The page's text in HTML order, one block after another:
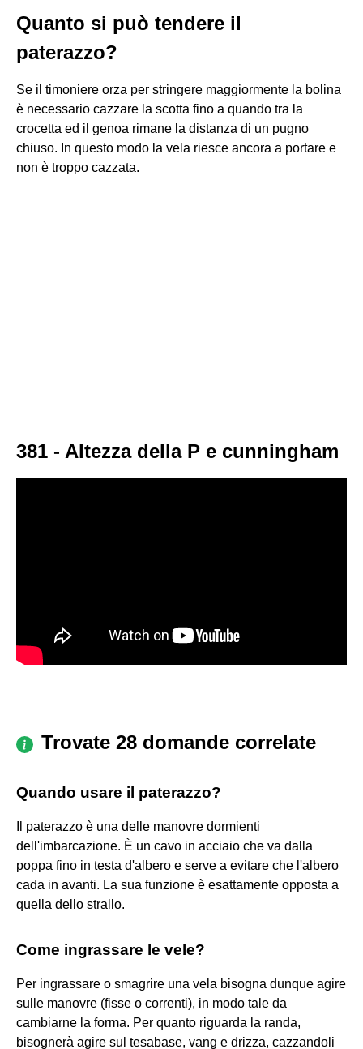
Quanto si può tendere il
paterazzo?
Se il timoniere orza per stringere maggiormente la bolina
è necessario cazzare la scotta fino a quando tra la
crocetta ed il genoa rimane la distanza di un pugno
chiuso. In questo modo la vela riesce ancora a portare e
non è troppo cazzata.
381 - Altezza della P e cunningham
Trovate 28 domande correlate
Quando usare il paterazzo?
Il paterazzo è una delle manovre dormienti
dell'imbarcazione. È un cavo in acciaio che va dalla
poppa fino in testa d'albero e serve a evitare che l'albero
cada in avanti. La sua funzione è esattamente opposta a
quella dello strallo.
Come ingrassare le vele?
Per ingrassare o smagrire una vela bisogna dunque agire
sulle manovre (fisse o correnti), in modo tale da
cambiarne la forma. Per quanto riguarda la randa,
bisognerà agire sul tesabase, vang e drizza, cazzandoli